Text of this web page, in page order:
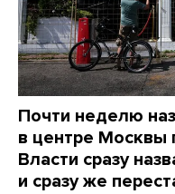
Почти неделю
в центре Москвы
Власти сразу
и сразу же